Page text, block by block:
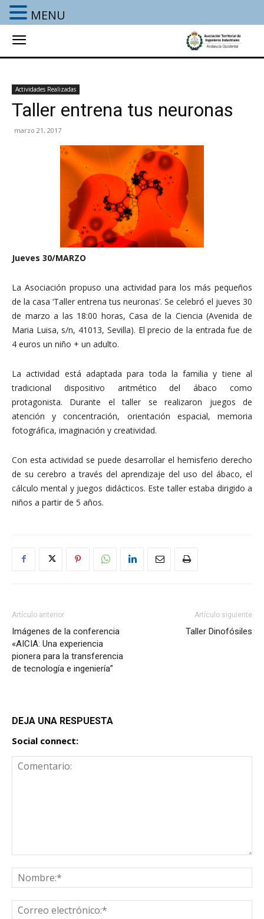
Actividades Realizadas
Taller entrena tus neuronas
marzo 21, 2017
Jueves 30/MARZO
La Asociación propuso una actividad para los más pequeños
de la casa ‘Taller entrena tus neuronas’. Se celebró el jueves 30
de marzo a las 18:00 horas, Casa de la Ciencia (Avenida de
Maria Luisa, s/n, 41013, Sevilla). El precio de la entrada fue de
4 euros un niño + un adulto.
La actividad está adaptada para toda la familia y tiene al
tradicional dispositivo aritmético del ábaco como
protagonista. Durante el taller se realizaron juegos de
atención y concentración, orientación espacial, memoria
fotográfica, imaginación y creatividad.
Con esta actividad se puede desarrollar el hemisferio derecho
de su cerebro a través del aprendizaje del uso del ábaco, el
cálculo mental y juegos didácticos. Este taller estaba dirigido a
niños a partir de 5 años.
Artículo anterior
Imágenes de la conferencia
«AICIA: Una experiencia
pionera para la transferencia
de tecnología e ingeniería”
Artículo siguiente
Taller Dinofósiles
DEJA UNA RESPUESTA
Social connect:
MENU